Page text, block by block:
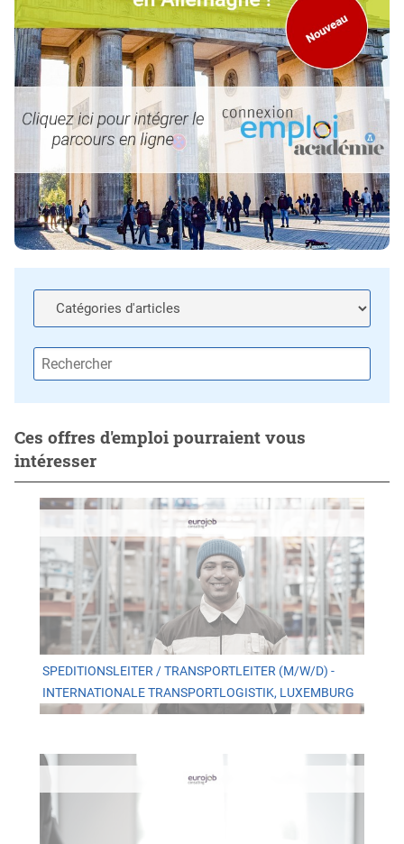
Ces offres d'emploi pourraient vous
intéresser
SPEDITIONSLEITER / TRANSPORTLEITER (M/W/D) -
INTERNATIONALE TRANSPORTLOGISTIK, LUXEMBURG